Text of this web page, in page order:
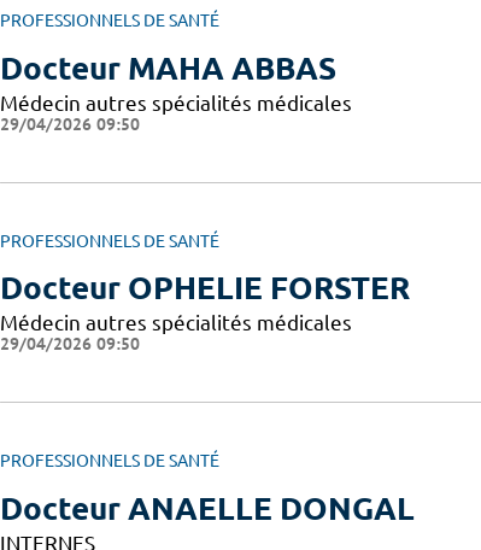
PROFESSIONNELS DE SANTÉ
Docteur MAHA ABBAS
Médecin autres spécialités médicales
29/04/2026 09:50
PROFESSIONNELS DE SANTÉ
Docteur OPHELIE FORSTER
Médecin autres spécialités médicales
29/04/2026 09:50
PROFESSIONNELS DE SANTÉ
Docteur ANAELLE DONGAL
INTERNES